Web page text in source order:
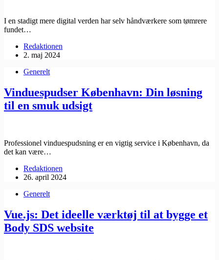
I en stadigt mere digital verden har selv håndværkere som tømrere
fundet…
Redaktionen
2. maj 2024
Generelt
Vinduespudser København: Din løsning
til en smuk udsigt
Professionel vinduespudsning er en vigtig service i København, da
det kan være…
Redaktionen
26. april 2024
Generelt
Vue.js: Det ideelle værktøj til at bygge et
Body SDS website